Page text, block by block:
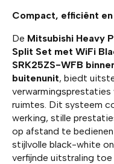
Compact, efficiënt
De Mitsubishi Heavy
Split Set met WiFi
SRK25ZS-WFB
buitenunit, biedt
ruimtes. Dit systeem
werking, stille
op afstand te
stijlvolle black-white
verfijnde uitstraling toe